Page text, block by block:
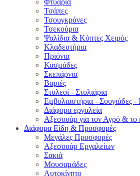
Φτυάρια
Τσάπες
Τσουγκράνες
Τσεκούρια
Ψαλίδια & Κόπτες Χειρός
Κλαδευτήρια
Πριόνια
Κασμάδες
Σκεπάρνια
Βαριές
Στυλεοί - Στυλιάρια
Εμβολιαστήρια - Σουγιάδες -
Διάφορα εργαλεία
Αξεσουάρ για τον Αγρό & το
Διάφορα Είδη & Προσφορές
Μεγάλες Προσφορές
Αξεσουάρ Εργαλείων
Σακιά
Μουσαμάδες
Αυτοκίνητο